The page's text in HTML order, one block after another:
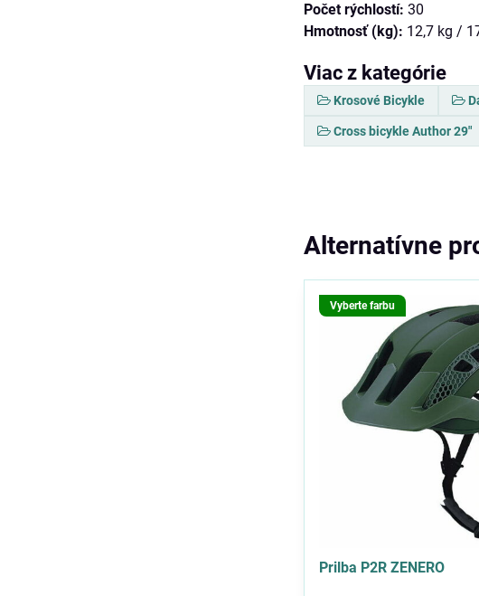
Počet rýchlostí: 30
Hmotnosť (kg): 12,7 kg /
Viac z kategórie
Krosové Bicykle
Cross bicykle Author 29"
Alternatívne
Vyberte farbu
Prilba P2R ZENERO